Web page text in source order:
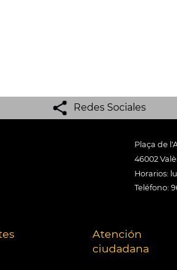
Redes Sociales
Plaça de
46002
Horarios:
Teléfono:
Atención
ciudadana